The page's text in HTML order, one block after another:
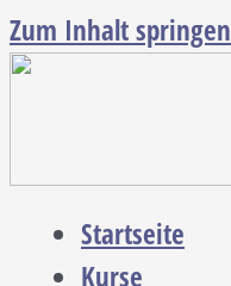
Zum Inhalt springen
Startseite
Kurse